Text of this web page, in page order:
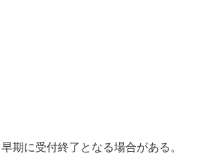
期に受付終了となる場合がある。